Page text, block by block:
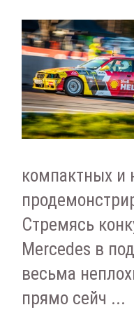
компактных и
Стремясь
Mercedes в
весьма
прямо сейч ...